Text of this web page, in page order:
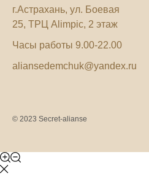
г.Астрахань, ул. Боевая
25, ТРЦ Alimpic, 2 этаж
Часы работы 9.00-22.00
aliansedemchuk@yandex.ru
© 2023 Secret-alianse